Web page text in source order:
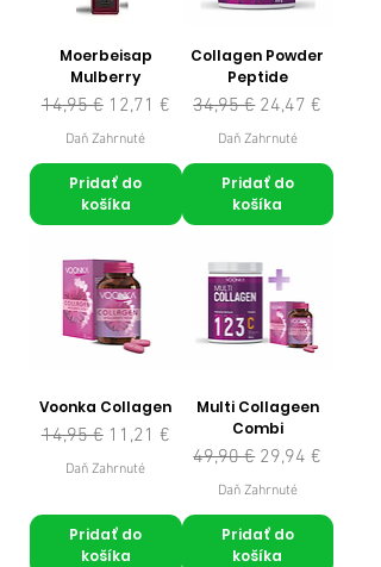
Moerbeisap
Mulberry
Normálna cena
14,95 € Zľavnená cena
12,71 €
Daň Zahrnuté
Pridať do
košíka
Collagen Powder
Peptide
Normálna cena
34,95 € Zľavnená cena
24,47 €
Daň Zahrnuté
Pridať do
košíka
Voonka Collagen
Normálna cena
14,95 € Zľavnená cena
11,21 €
Daň Zahrnuté
Pridať do
košíka
Multi Collageen
Combi
Normálna cena
49,90 € Zľavnená cena
29,94 €
Daň Zahrnuté
Pridať do
košíka